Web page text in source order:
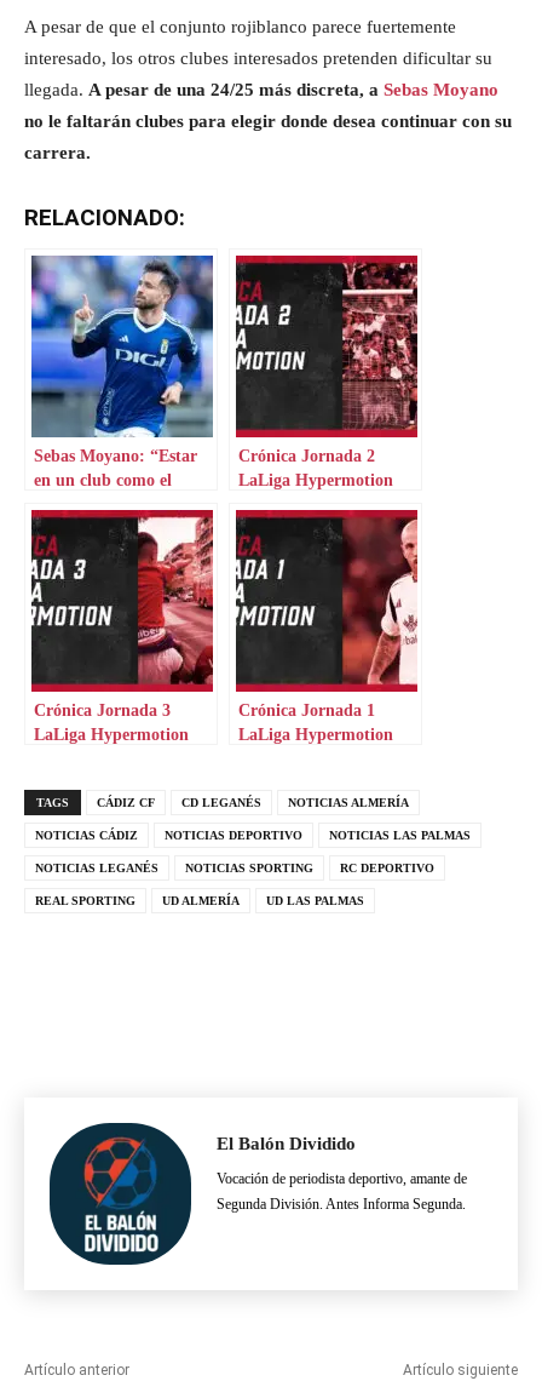
A pesar de que el conjunto rojiblanco parece fuertemente
interesado, los otros clubes interesados pretenden dificultar su
llegada. A pesar de una 24/25 más discreta, a Sebas Moyano
no le faltarán clubes para elegir donde desea continuar con su
carrera.
RELACIONADO:
Sebas Moyano: “Estar
en un club como el
Crónica Jornada 2
LaLiga Hypermotion
Crónica Jornada 3
LaLiga Hypermotion
Crónica Jornada 1
LaLiga Hypermotion
TAGS CÁDIZ CF CD LEGANÉS NOTICIAS ALMERÍA
NOTICIAS CÁDIZ NOTICIAS DEPORTIVO NOTICIAS LAS PALMAS
NOTICIAS LEGANÉS NOTICIAS SPORTING RC DEPORTIVO
REAL SPORTING UD ALMERÍA UD LAS PALMAS
El Balón Dividido
Vocación de periodista deportivo, amante de
Segunda División. Antes Informa Segunda.
Artículo anterior Artículo siguiente